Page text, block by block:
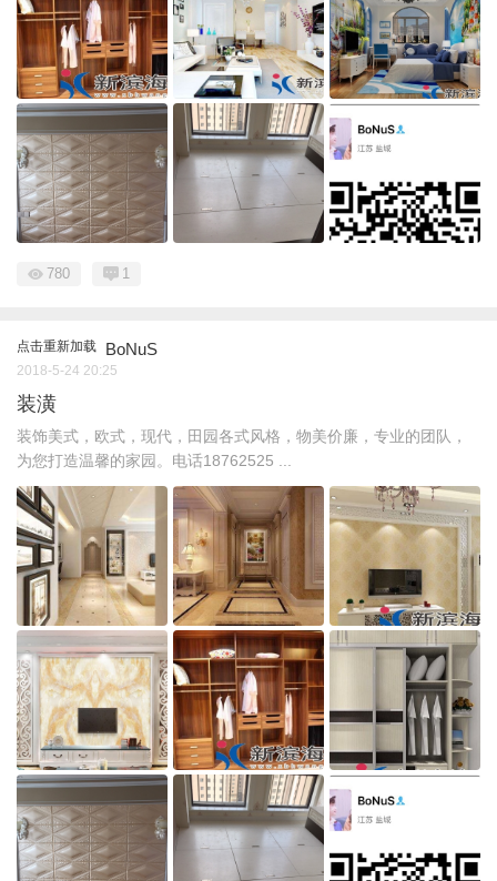
780 1
点击重新加载 BoNuS
2018-5-24 20:25
装潢
装饰美式，欧式，现代，田园各式风格，物美价廉，专业的团队，
为您打造温馨的家园。电话18762525 ...